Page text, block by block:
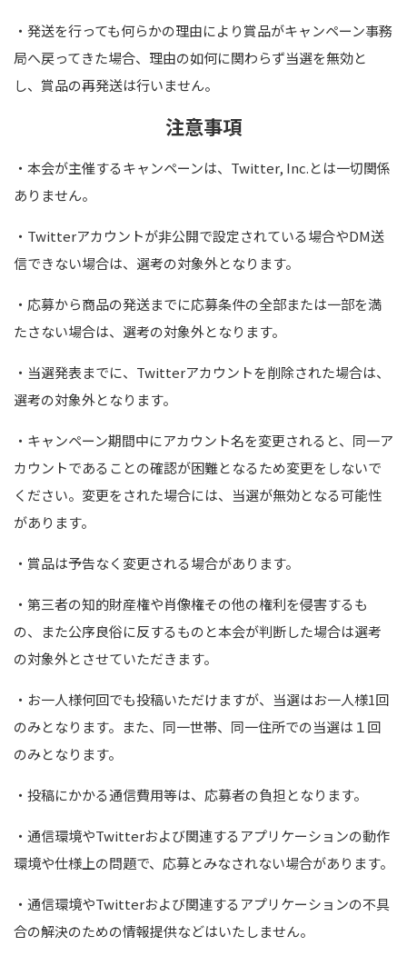
・発送を行っても何らかの理由により賞品がキャンペーン事務
局へ戻ってきた場合、理由の如何に関わらず当選を無効と
し、賞品の再発送は行いません。
注意事項
・本会が主催するキャンペーンは、 Twitter, Inc.とは一切関係
ありません。
・ Twitterアカウントが非公開で設定されている場合やDM送
信できない場合は、選考の対象外となります。
・応募から商品の発送までに応募条件の全部または一部を満
たさない場合は、選考の対象外となります。
・当選発表までに、 Twitterアカウントを削除された場合は、
選考の対象外となります。
・キャンペーン期間中にアカウント名を変更されると、同一ア
カウントであることの確認が困難となるため変更をしないで
ください。変更をされた場合には、当選が無効となる可能性
があります。
・賞品は予告なく変更される場合があります。
・第三者の知的財産権や肖像権その他の権利を侵害するも
の、また公序良俗に反するものと本会が判断した場合は選考
の対象外とさせていただきます。
・お一人様何回でも投稿いただけますが、当選はお一人様1回
のみとなります。また、同一世帯、同一住所での当選は１回
のみとなります。
・投稿にかかる通信費用等は、応募者の負担となります。
・通信環境やTwitterおよび関連するアプリケーションの動作
環境や仕様上の問題で、応募とみなされない場合があります。
・通信環境やTwitterおよび関連するアプリケーションの不具
合の解決のための情報提供などはいたしません。